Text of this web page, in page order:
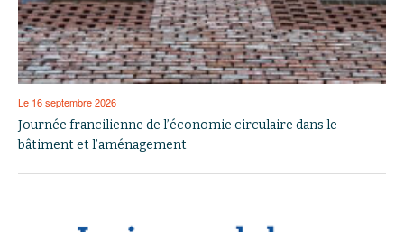
Le 16 septembre 2026
Journée francilienne de l’économie circulaire dans le
bâtiment et l’aménagement